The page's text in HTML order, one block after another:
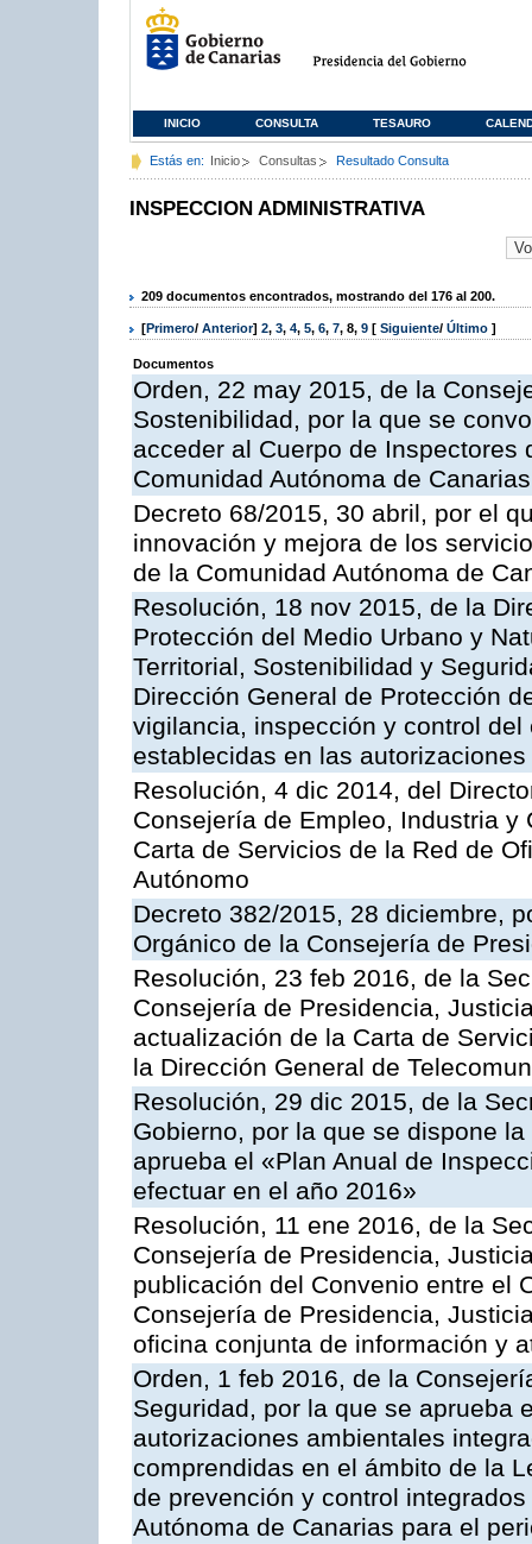
INICIO CONSULTA TESAURO
Estás en: Inicio Consultas Resultado Consulta
INSPECCION ADMINISTRATIVA
209 documentos encontrados, mostrando del 176 al 200.
[Primero/ Anterior] 2, 3, 4, 5, 6, 7, 8, 9 [ Siguiente/ Último ]
Documentos
Orden, 22 may 2015, de la
Sostenibilidad, por la que se
acceder al Cuerpo de
Comunidad Autónoma de Canarias
Decreto 68/2015, 30 abril, por el
innovación y mejora de los
de la Comunidad Autónoma de
Resolución, 18 nov 2015, de la
Protección del Medio Urbano y
Territorial, Sostenibilidad y
Dirección General de Protección
vigilancia, inspección y control
establecidas en las
Resolución, 4 dic 2014, del
Consejería de Empleo, Industria
Carta de Servicios de la Red de
Autónomo
Decreto 382/2015, 28 diciembre,
Orgánico de la Consejería de
Resolución, 23 feb 2016, de la
Consejería de Presidencia,
actualización de la Carta de
la Dirección General de
Resolución, 29 dic 2015, de la
Gobierno, por la que se dispone
aprueba el «Plan Anual de
efectuar en el año 2016»
Resolución, 11 ene 2016, de la
Consejería de Presidencia,
publicación del Convenio entre el
Consejería de Presidencia,
oficina conjunta de información y
Orden, 1 feb 2016, de la
Seguridad, por la que se aprueba
autorizaciones ambientales
comprendidas en el ámbito de la
de prevención y control
Autónoma de Canarias para el